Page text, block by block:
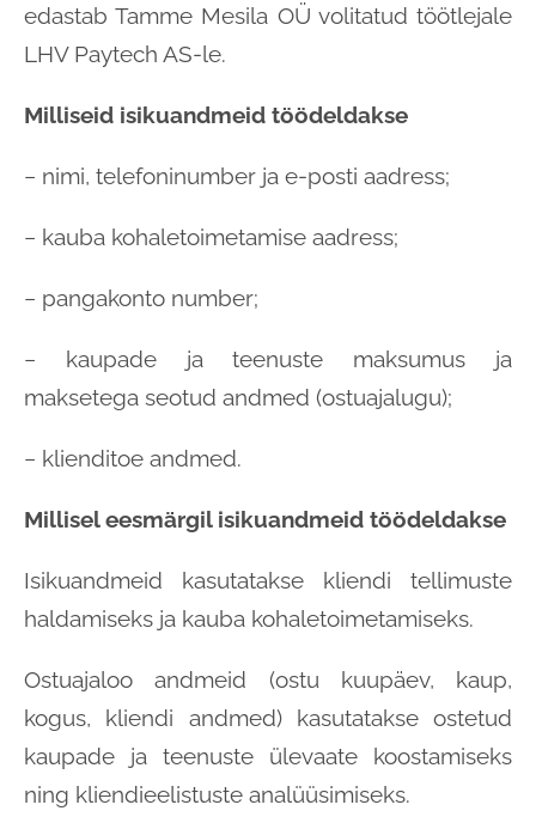
edastab Tamme Mesila OÜ volitatud töötlejale
LHV Paytech AS-le.
Milliseid isikuandmeid töödeldakse
− nimi, telefoninumber ja e-posti aadress;
− kauba kohaletoimetamise aadress;
− pangakonto number;
− kaupade ja teenuste maksumus ja
maksetega seotud andmed (ostuajalugu);
− klienditoe andmed.
Millisel eesmärgil isikuandmeid töödeldakse
Isikuandmeid kasutatakse kliendi tellimuste
haldamiseks ja kauba kohaletoimetamiseks.
Ostuajaloo andmeid (ostu kuupäev, kaup,
kogus, kliendi andmed) kasutatakse ostetud
kaupade ja teenuste ülevaate koostamiseks
ning kliendieelistuste analüüsimiseks.